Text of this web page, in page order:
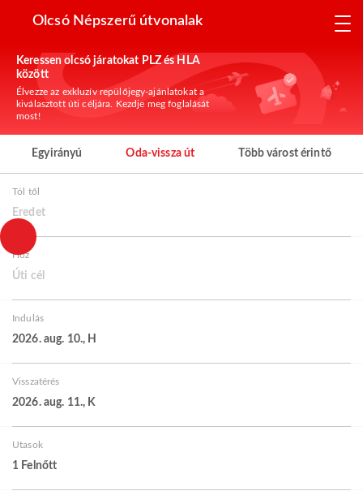
Olcsó Népszerű útvonalak
Keressen olcsó járatokat PLZ és HLA
között
Élvezze az exkluzív repülőjegy-ajánlatokat a
kiválasztott úti céljára. Kezdje meg foglalását
most!
Egyirányú Oda-vissza út Több várost érintő
Tól től
Eredet
Hoz
Úti cél
Indulás
2026. aug. 10., H
Visszatérés
2026. aug. 11., K
Utasok
1 Felnőtt